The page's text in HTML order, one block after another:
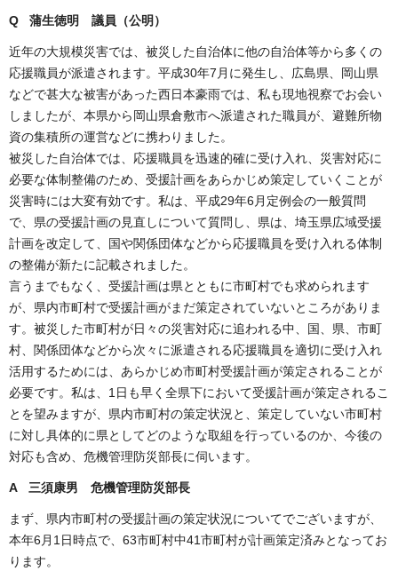
Q 蒲生徳明 議員（公明）
近年の大規模災害では、被災した自治体に他の自治体等から多くの
応援職員が派遣されます。平成30年7月に発生し、広島県、岡山県
などで甚大な被害があった西日本豪雨では、私も現地視察でお会い
しましたが、本県から岡山県倉敷市へ派遣された職員が、避難所物
資の集積所の運営などに携わりました。
被災した自治体では、応援職員を迅速的確に受け入れ、災害対応に
必要な体制整備のため、受援計画をあらかじめ策定していくことが
災害時には大変有効です。私は、平成29年6月定例会の一般質問
で、県の受援計画の見直しについて質問し、県は、埼玉県広域受援
計画を改定して、国や関係団体などから応援職員を受け入れる体制
の整備が新たに記載されました。
言うまでもなく、受援計画は県とともに市町村でも求められます
が、県内市町村で受援計画がまだ策定されていないところがありま
す。被災した市町村が日々の災害対応に追われる中、国、県、市町
村、関係団体などから次々に派遣される応援職員を適切に受け入れ
活用するためには、あらかじめ市町村受援計画が策定されることが
必要です。私は、1日も早く全県下において受援計画が策定されるこ
とを望みますが、県内市町村の策定状況と、策定していない市町村
に対し具体的に県としてどのような取組を行っているのか、今後の
対応も含め、危機管理防災部長に伺います。
A 三須康男 危機管理防災部長
まず、県内市町村の受援計画の策定状況についてでございますが、
本年6月1日時点で、63市町村中41市町村が計画策定済みとなってお
ります。